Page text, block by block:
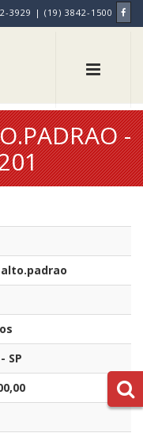
3929 | (19) 3842-1500
-
SP